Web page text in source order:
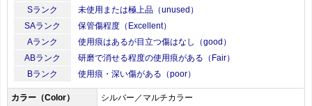
Sランク
未使用または極上品（unused）
SAランク
保管傷程度（Excellent）
Aランク
使用痕はあるが目立つ傷はなし（good）
ABランク
研磨で消せる程度の使用痕がある（Fair）
Bランク
使用痕・深い傷がある（poor）
カラー（Color）
シルバー／マルチカラー